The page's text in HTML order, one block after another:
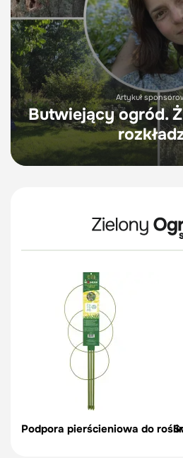
Artykuł
Butwiejący ogród.
Podpora pierścieniowa do